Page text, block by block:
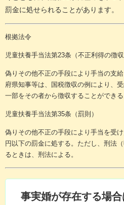
罰金に処せられることがあります。​
根拠法令
児童扶養手当法第23条（不正利得の徴収
偽りその他不正の手段により手当の支
府県知事等は、国税徴収の例により、
一部をその者から徴収することができる
児童扶養手当法第35条（罰則）
偽りその他不正の手段により手当を受
円以下の罰金に処する。ただし、刑法
るときは、刑法による。
事実婚が存在する場